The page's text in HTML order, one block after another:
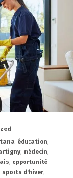
, éducation,
, médecin,
, opportunité
, sports d'hiver,